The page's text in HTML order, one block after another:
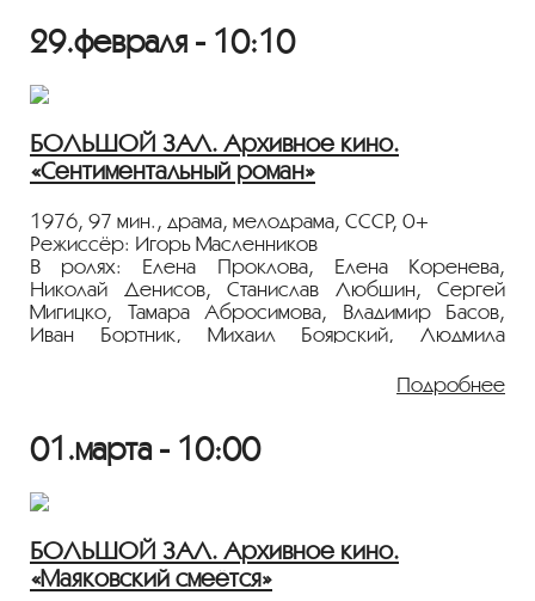
29.февраля - 10:10
БОЛЬШОЙ ЗАЛ. Архивное кино.
«Сентиментальный роман»
1976, 97 мин., драма, мелодрама, СССР, 0+
Режиссёр: Игорь Масленников
В ролях: Елена Проклова, Елена Коренева,
Николай Денисов, Станислав Любшин, Сергей
Мигицко, Тамара Абросимова, Владимир Басов,
Иван Бортник, Михаил Боярский, Людмила
1920-е годы. Страна жила в русле «мирной»
усталости и компромиссов. Так же жил и молодой
газетчик Шура Севастьянов – жадно, взахлеб. И
вдруг… пришла к нему любовь.
Показ пройдёт с плёнки 35 мм из коллекции
Госфильмофонда России.
Подробнее
01.марта - 10:00
БОЛЬШОЙ ЗАЛ. Архивное кино.
«Маяковский смеётся»